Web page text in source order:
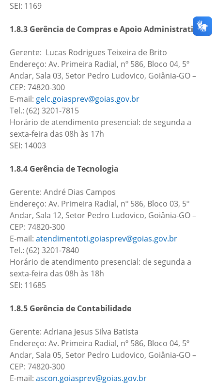
SEI: 1169
1.8.3 Gerência de Compras e Apoio Administrativo
Gerente: Lucas Rodrigues Teixeira de Brito
Endereço: Av. Primeira Radial, nº 586, Bloco 04, 5º
Andar, Sala 03, Setor Pedro Ludovico, Goiânia-GO –
CEP: 74820-300
E-mail: gelc.goiasprev@goias.gov.br
Tel.: (62) 3201-7815
Horário de atendimento presencial: de segunda a
sexta-feira das 08h às 17h
SEI: 14003
1.8.4 Gerência de Tecnologia
Gerente: André Dias Campos
Endereço: Av. Primeira Radial, nº 586, Bloco 03, 5º
Andar, Sala 12, Setor Pedro Ludovico, Goiânia-GO –
CEP: 74820-300
E-mail: atendimentoti.goiasprev@goias.gov.br
Tel.: (62) 3201-7840
Horário de atendimento presencial: de segunda a
sexta-feira das 08h às 18h
SEI: 11685
1.8.5 Gerência de Contabilidade
Gerente: Adriana Jesus Silva Batista
Endereço: Av. Primeira Radial, nº 586, Bloco 04, 5º
Andar, Sala 05, Setor Pedro Ludovico, Goiânia-GO –
CEP: 74820-300
E-mail: ascon.goiasprev@goias.gov.br